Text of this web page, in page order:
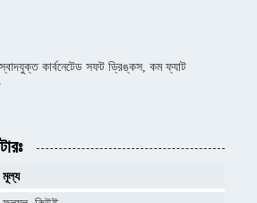
স্বাদযুক্ত কার্বনেটেড সফট ড্রিঙ্কস, কম ফ্যাট
মূল্য